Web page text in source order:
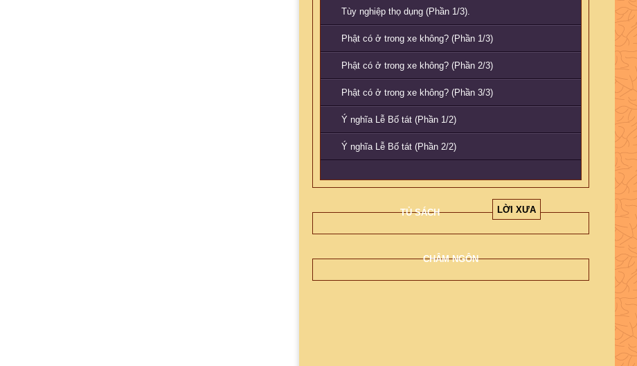
Tùy nghiệp thọ dụng (Phần 1/3).
Phật có ở trong xe không? (Phần 1/3)
Phật có ở trong xe không? (Phần 2/3)
Phật có ở trong xe không? (Phần 3/3)
Ý nghĩa Lễ Bố tát (Phần 1/2)
Ý nghĩa Lễ Bố tát (Phần 2/2)
TỦ SÁCH LỜI XƯA
CHÂM NGÔN